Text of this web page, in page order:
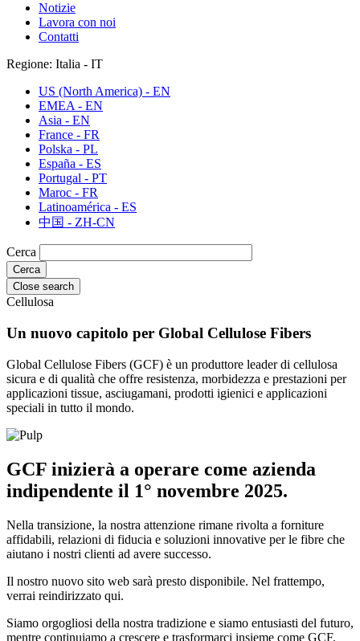
Notizie
Lavora con noi
Contatti
Regione: Italia - IT
US (North America) - EN
EMEA - EN
Asia - EN
France - FR
Polska - PL
España - ES
Portugal - PT
Maroc - FR
Latinoamérica - ES
中国 - ZH-CN
Cerca
Close search
Cellulosa
Un nuovo capitolo per Global Cellulose Fibers
Global Cellulose Fibers (GCF) è un produttore leader di cellulosa
sicura e di qualità che offre resistenza, morbidezza e prestazioni per
applicazioni tissue, asciugamani, prodotti igienici e applicazioni
speciali in tutto il mondo.
GCF inizierà a operare come azienda
indipendente il 1° novembre 2025.
Nella transizione, la nostra attenzione rimane rivolta a forniture
affidabili, relazioni di fiducia e soluzioni innovative per le fibre che
aiutano i nostri clienti ad avere successo.
Il nostro nuovo sito web sarà presto disponibile. Nel frattempo,
verrai reindirizzato qui.
Siamo orgogliosi della nostra tradizione e siamo entusiasti del futuro,
mentre continuiamo a crescere e trasformarci insieme come GCF.